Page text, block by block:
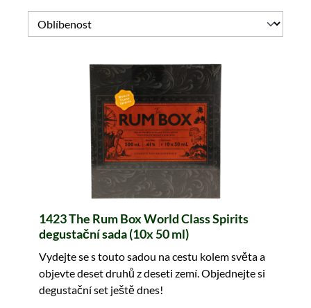
1423 The Rum Box World Class Spirits
degustační sada (10x 50 ml)
Vydejte se s touto sadou na cestu kolem světa a
objevte deset druhů z deseti zemí. Objednejte si
degustační set ještě dnes!